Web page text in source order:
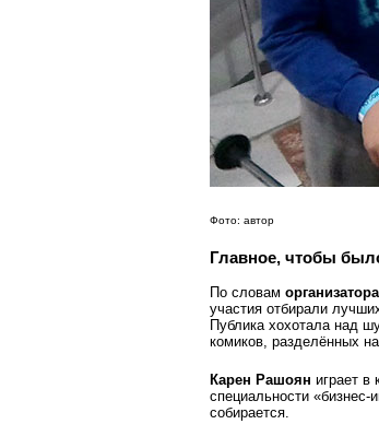
Фото: автор
Главное, чтобы
По словам
участия отбирали
Публика хохотала над
комиков, разделённых
Карен Рашоян играет
специальности
собирается.